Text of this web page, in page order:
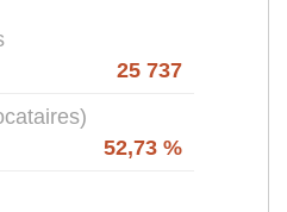
25 737
52,73 %